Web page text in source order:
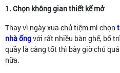
1. Chọn không gian thiết kế mở
Thay vì ngày xưa chủ tiệm mì chọn
nhà ốngvới rất nhiều bàn ghế, bố
quầy là càng tốt thì bây giờ chủ
nữa.